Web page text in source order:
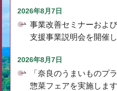
2026年8月7日
事業改善セミナーおよ
支援事業説明会を開催し
2026年8月7日
「奈良のうまいものプ
惣菜フェアを実施します